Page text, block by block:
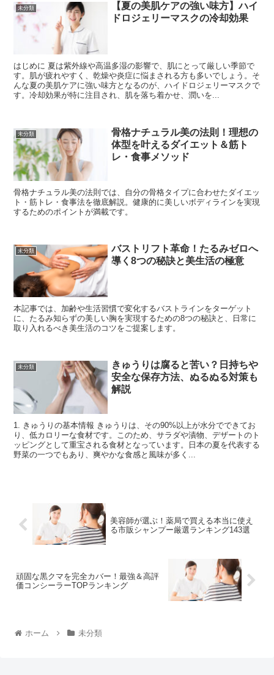
未分類
【夏の美肌ケアの強い味方】ハイ
ドロジェリーマスクの冷却効果
はじめに 夏は紫外線や高温多湿の影響で、肌にとって厳しい季節で
す。肌が疲れやすく、乾燥や炎症に悩まされる方も多いでしょう。そ
んな夏の美肌ケアに強い味方となるのが、ハイドロジェリーマスクで
す。冷却効果が特に注目され、肌を落ち着かせ、潤いを...
未分類
骨格ナチュラル美の法則！理想の
体型を叶えるダイエット＆筋ト
レ・食事メソッド
骨格ナチュラル美の法則では、自分の骨格タイプに合わせたダイエッ
ト・筋トレ・食事法を徹底解説。健康的に美しいボディラインを実現
するためのポイントが満載です。
未分類
バストリフト革命！たるみゼロへ
導く8つの秘訣と美生活の極意
本記事では、加齢や生活習慣で変化するバストラインをターゲット
に、たるみ知らずの美しい胸を実現するための8つの秘訣と、日常に
取り入れるべき美生活のコツをご提案します。
未分類
きゅうりは腐ると苦い？日持ちや
安全な保存方法、ぬるぬる対策も
解説
1. きゅうりの基本情報 きゅうりは、その90%以上が水分でできてお
り、低カロリーな食材です。このため、サラダや漬物、デザートのト
ッピングとして重宝される食材となっています。日本の夏を代表する
野菜の一つでもあり、爽やかな食感と風味が多く...
美容師が選ぶ！薬局で買える本当に使え
る市販シャンプー厳選ランキング143選
頑固な黒クマを完全カバー！最強＆高評
価コンシーラーTOPランキング
ホーム 未分類